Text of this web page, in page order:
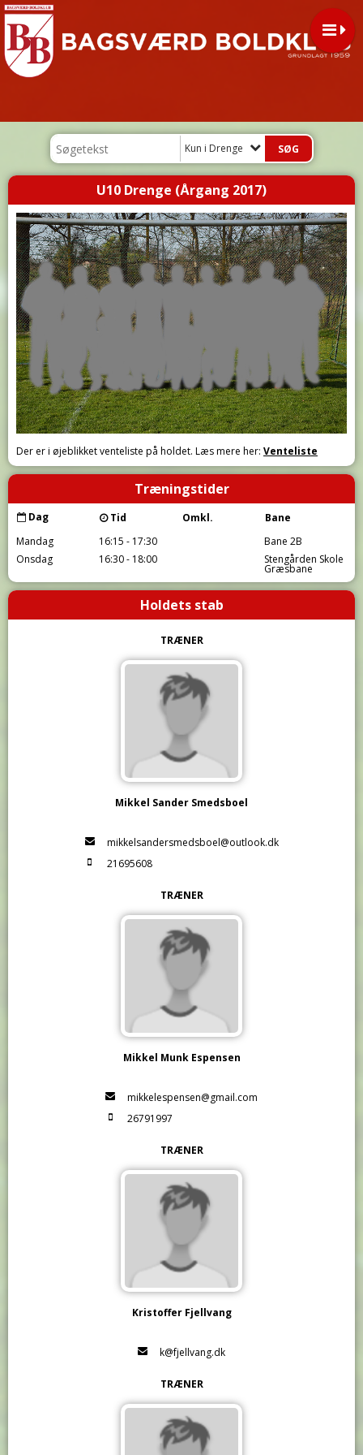
Kun i Drenge
U10 Drenge (Årgang 2017)
Der er i øjeblikket venteliste på holdet. Læs mere her: Venteliste
Træningstider
Dag Tid Omkl.
Bane
Mandag
16:15 - 17:30
Bane 2B
Onsdag
16:30 - 18:00 Stengården Skole
Græsbane
Holdets stab
TRÆNER
Mikkel Sander Smedsboel
mikkelsandersmedsboel@outlook.dk
21695608
TRÆNER
Mikkel Munk Espensen
mikkelespensen@gmail.com
26791997
TRÆNER
Kristoffer Fjellvang
k@fjellvang.dk
TRÆNER